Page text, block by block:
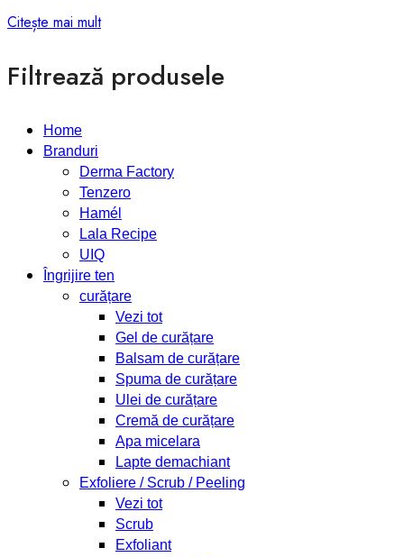
Citește mai mult
Filtrează produsele
Home
Branduri
Derma Factory
Tenzero
Hamél
Lala Recipe
UIQ
Îngrijire ten
curățare
Vezi tot
Gel de curățare
Balsam de curățare
Spuma de curățare
Ulei de curățare
Cremă de curățare
Apa micelara
Lapte demachiant
Exfoliere / Scrub / Peeling
Vezi tot
Scrub
Exfoliant